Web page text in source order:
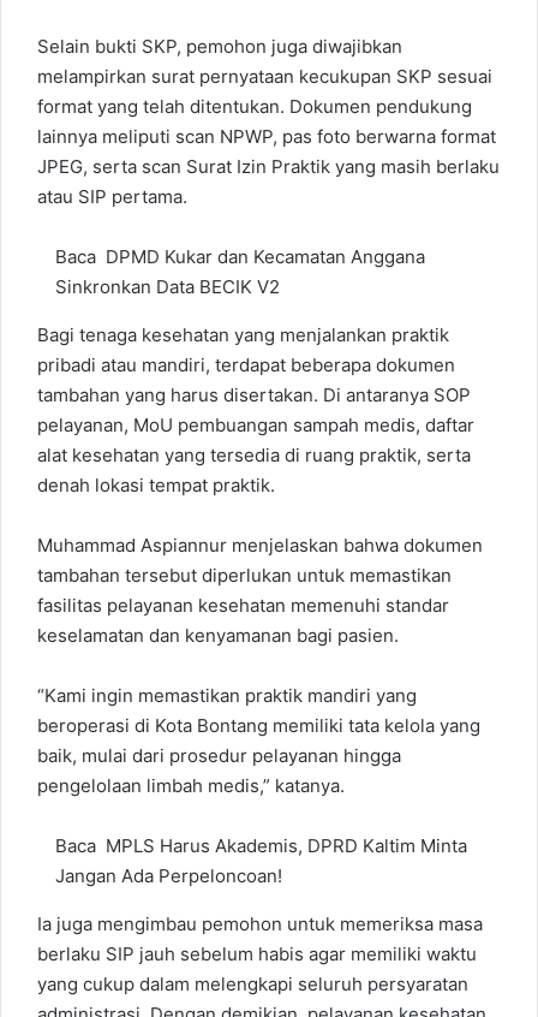
Selain bukti SKP, pemohon juga diwajibkan
melampirkan surat pernyataan kecukupan SKP sesuai
format yang telah ditentukan. Dokumen pendukung
lainnya meliputi scan NPWP, pas foto berwarna format
JPEG, serta scan Surat Izin Praktik yang masih berlaku
atau SIP pertama.
Baca DPMD Kukar dan Kecamatan Anggana
Sinkronkan Data BECIK V2
Bagi tenaga kesehatan yang menjalankan praktik
pribadi atau mandiri, terdapat beberapa dokumen
tambahan yang harus disertakan. Di antaranya SOP
pelayanan, MoU pembuangan sampah medis, daftar
alat kesehatan yang tersedia di ruang praktik, serta
denah lokasi tempat praktik.
Muhammad Aspiannur menjelaskan bahwa dokumen
tambahan tersebut diperlukan untuk memastikan
fasilitas pelayanan kesehatan memenuhi standar
keselamatan dan kenyamanan bagi pasien.
“Kami ingin memastikan praktik mandiri yang
beroperasi di Kota Bontang memiliki tata kelola yang
baik, mulai dari prosedur pelayanan hingga
pengelolaan limbah medis,” katanya.
Baca MPLS Harus Akademis, DPRD Kaltim Minta
Jangan Ada Perpeloncoan!
Ia juga mengimbau pemohon untuk memeriksa masa
berlaku SIP jauh sebelum habis agar memiliki waktu
yang cukup dalam melengkapi seluruh persyaratan